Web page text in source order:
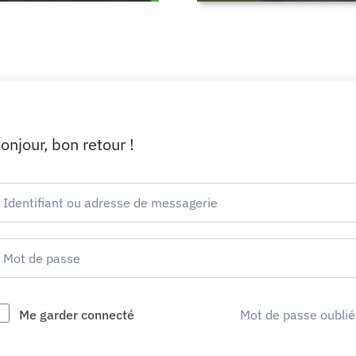
bon retour !
Me garder connecté Mot de passe